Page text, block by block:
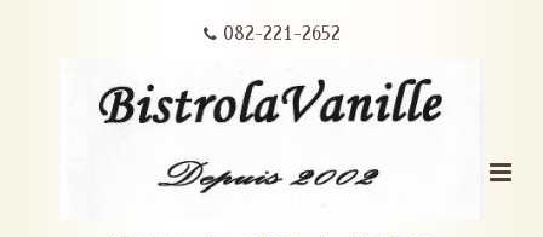
082-221-2652